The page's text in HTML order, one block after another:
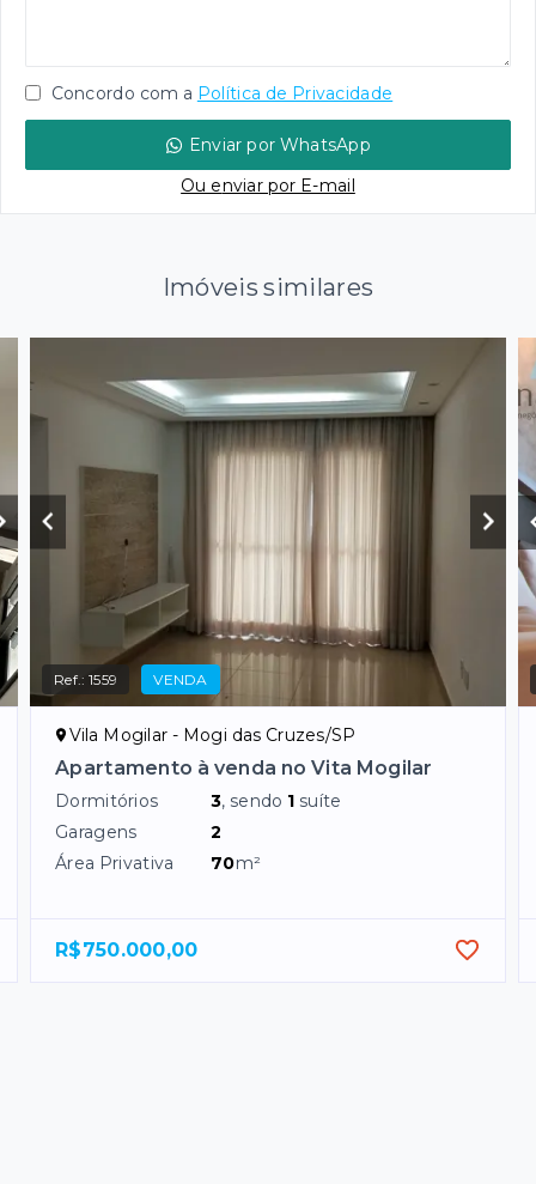
Concordo com a Política de Privacidade
Enviar por WhatsApp
Ou enviar por E-mail
Imóveis similares
Ref.:1559 VENDA
Vila Mogilar - Mogi das Cruzes/SP
Apartamento à venda no Vita Mogilar
Dormitórios 3, sendo 1 suíte
Garagens
2
Área Privativa
70m²
R$750.000,00